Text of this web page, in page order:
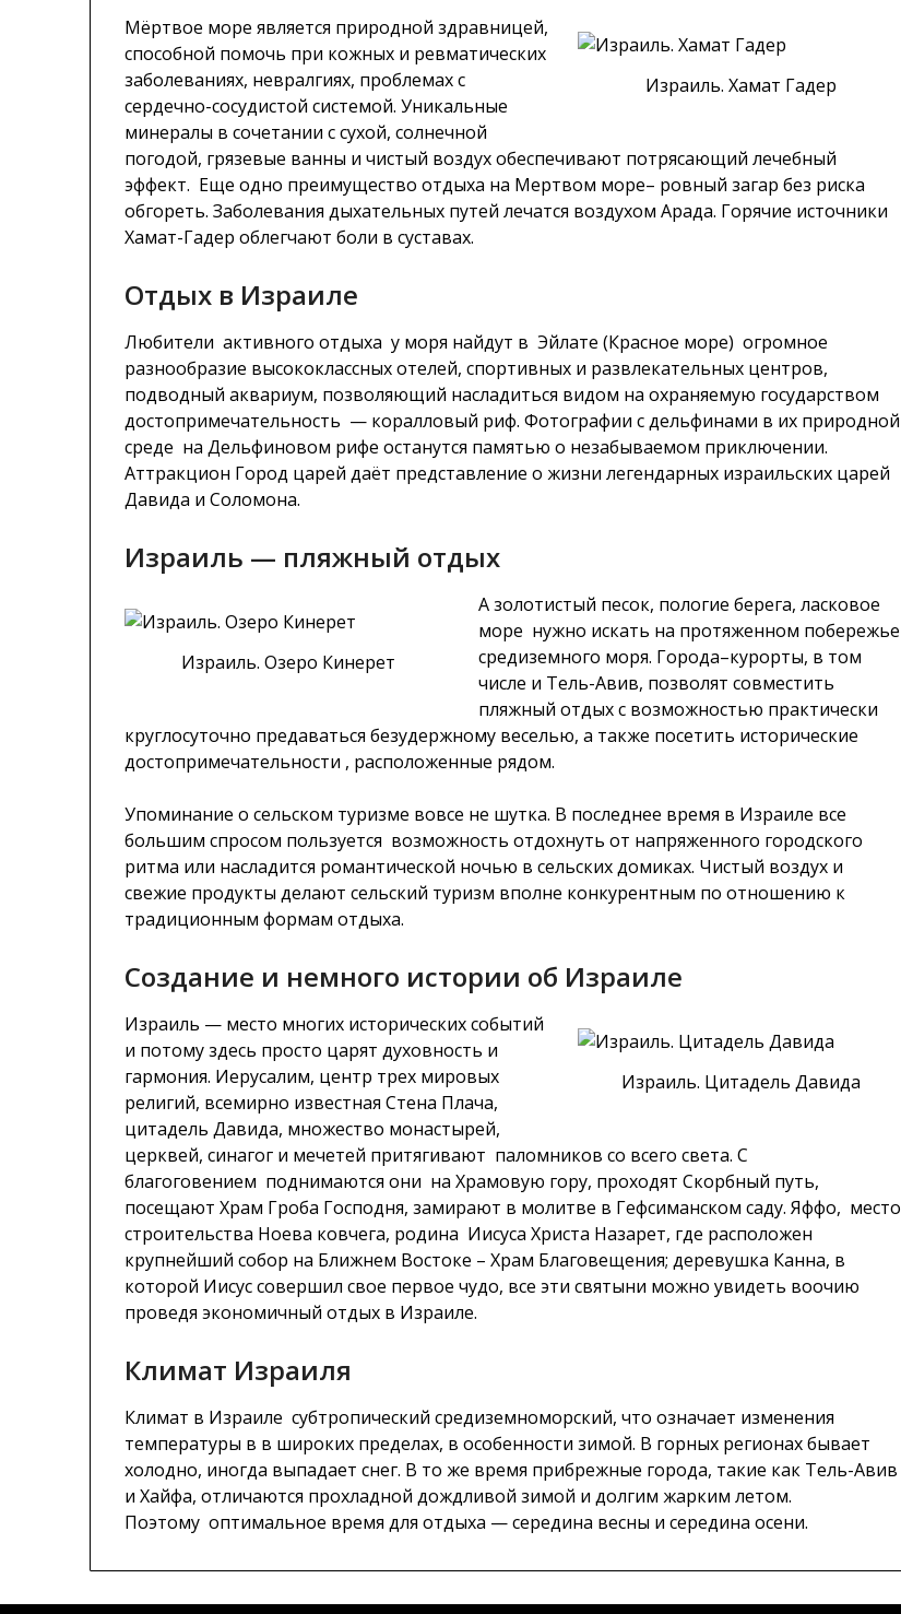
Израиль. Хамат Гадер
Мёртвое море является природной здравницей,
способной помочь при кожных и ревматических
заболеваниях, невралгиях, проблемах с
сердечно-сосудистой системой. Уникальные
минералы в сочетании с сухой, солнечной
погодой, грязевые ванны и чистый воздух обеспечивают потрясающий лечебный
эффект. Еще одно преимущество отдыха на Мертвом море– ровный загар без риска
обгореть. Заболевания дыхательных путей лечатся воздухом Арада. Горячие источники
Хамат-Гадер облегчают боли в суставах.
Отдых в Израиле
Любители активного отдыха у моря найдут в Эйлате (Красное море) огромное
разнообразие высококлассных отелей, спортивных и развлекательных центров,
подводный аквариум, позволяющий насладиться видом на охраняемую государством
достопримечательность — коралловый риф. Фотографии с дельфинами в их природной
среде на Дельфиновом рифе останутся памятью о незабываемом приключении.
Аттракцион Город царей даёт представление о жизни легендарных израильских царей
Давида и Соломона.
Израиль — пляжный отдых
Израиль. Озеро Кинерет
А золотистый песок, пологие берега, ласковое
море нужно искать на протяженном побережье
средиземного моря. Города–курорты, в том
числе и Тель-Авив, позволят совместить
пляжный отдых с возможностью практически
круглосуточно предаваться безудержному веселью, а также посетить исторические
достопримечательности , расположенные рядом.
Упоминание о сельском туризме вовсе не шутка. В последнее время в Израиле все
большим спросом пользуется возможность отдохнуть от напряженного городского
ритма или насладится романтической ночью в сельских домиках. Чистый воздух и
свежие продукты делают сельский туризм вполне конкурентным по отношению к
традиционным формам отдыха.
Создание и немного истории об Израиле
Израиль. Цитадель Давида
Израиль — место многих исторических событий
и потому здесь просто царят духовность и
гармония. Иерусалим, центр трех мировых
религий, всемирно известная Стена Плача,
цитадель Давида, множество монастырей,
церквей, синагог и мечетей притягивают паломников со всего света. С
благоговением поднимаются они на Храмовую гору, проходят Скорбный путь,
посещают Храм Гроба Господня, замирают в молитве в Гефсиманском саду. Яффо, место
строительства Ноева ковчега, родина Иисуса Христа Назарет, где расположен
крупнейший собор на Ближнем Востоке – Храм Благовещения; деревушка Канна, в
которой Иисус совершил свое первое чудо, все эти святыни можно увидеть воочию
проведя экономичный отдых в Израиле.
Климат Израиля
Климат в Израиле субтропический средиземноморский, что означает изменения
температуры в в широких пределах, в особенности зимой. В горных регионах бывает
холодно, иногда выпадает снег. В то же время прибрежные города, такие как Тель-Авив
и Хайфа, отличаются прохладной дождливой зимой и долгим жарким летом.
Поэтому оптимальное время для отдыха — середина весны и середина осени.